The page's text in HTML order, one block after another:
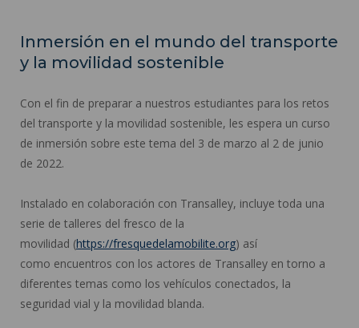
Inmersión en el mundo del transporte
y la movilidad sostenible
Con el fin de preparar a nuestros estudiantes para los retos
del transporte y la movilidad sostenible, les espera un curso
de inmersión sobre este tema del 3 de marzo al 2 de junio
de 2022.
Instalado en colaboración con Transalley, incluye toda una
serie de talleres del fresco de la
movilidad (https://fresquedelamobilite.org) así
como encuentros con los actores de Transalley en torno a
diferentes temas como los vehículos conectados, la
seguridad vial y la movilidad blanda.